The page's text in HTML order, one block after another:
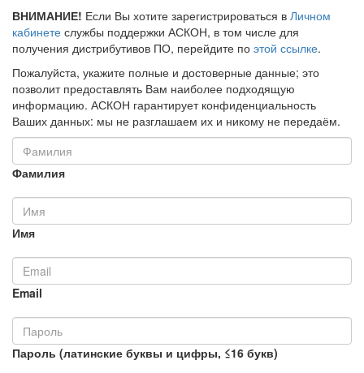
ВНИМАНИЕ! Если Вы хотите зарегистрироваться в Личном
кабинете службы поддержки АСКОН, в том числе для
получения дистрибутивов ПО, перейдите по этой ссылке.
Пожалуйста, укажите полные и достоверные данные; это
позволит предоставлять Вам наиболее подходящую
информацию. АСКОН гарантирует конфиденциальность
Ваших данных: мы не разглашаем их и никому не передаём.
Фамилия
Имя
Email
Пароль (латинские буквы и цифры, ≤16 букв)